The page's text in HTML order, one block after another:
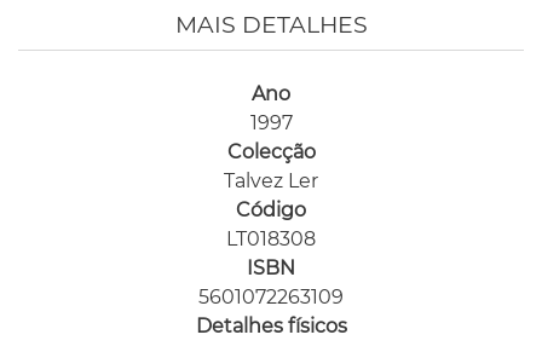
MAIS DETALHES
Ano
1997
Colecção
Talvez Ler
Código
LT018308
ISBN
5601072263109
Detalhes físicos